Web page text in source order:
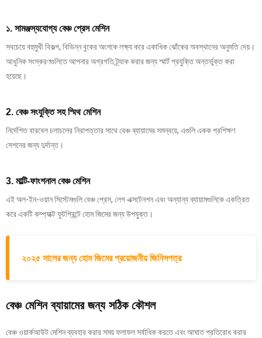
১. সামঞ্জস্যযোগ্য বেঞ্চ প্রেস মেশিন
সবচেয়ে বহুমুখী বিকল্প, বিভিন্ন বুকের অংশকে লক্ষ্য করে একাধিক ঝোঁকের অবস্থানের অনুমতি দেয়।
আধুনিক সংস্করণগুলিতে আপনার অগ্রগতি ট্র্যাক করার জন্য স্মার্ট প্রযুক্তি অন্তর্ভুক্ত করা
হয়েছে।
2. বেঞ্চ সংযুক্তি সহ স্মিথ মেশিন
নির্দেশিত বারবেল চলাচলের নিরাপত্তার সাথে বেঞ্চ ব্যায়ামের সমন্বয়ে, এগুলি একক প্রশিক্ষণ
সেশনের জন্য দুর্দান্ত।
3. মাল্টি-ফাংশনাল বেঞ্চ মেশিন
এই অল-ইন-ওয়ান সিস্টেমগুলি বেঞ্চ প্রেস, লেগ এক্সটেনশন এবং অন্যান্য ব্যায়ামগুলিকে একত্রিত
করে একটি কম্প্যাক্ট ফুটপ্রিন্টে হোম জিমের জন্য উপযুক্ত।
২০২৫ সালের জন্য হোম জিমের প্রয়োজনীয় জিনিসপত্র
বেঞ্চ মেশিন ব্যায়ামের জন্য সঠিক কৌশল
বেঞ্চ ওয়ার্কআউট মেশিন ব্যবহার করার সময় ফলাফল সর্বাধিক করতে এবং আঘাত প্রতিরোধ করার